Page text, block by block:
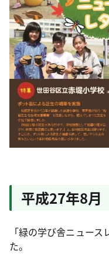
平成27年8月
「緑の学び舎ニュー
た。